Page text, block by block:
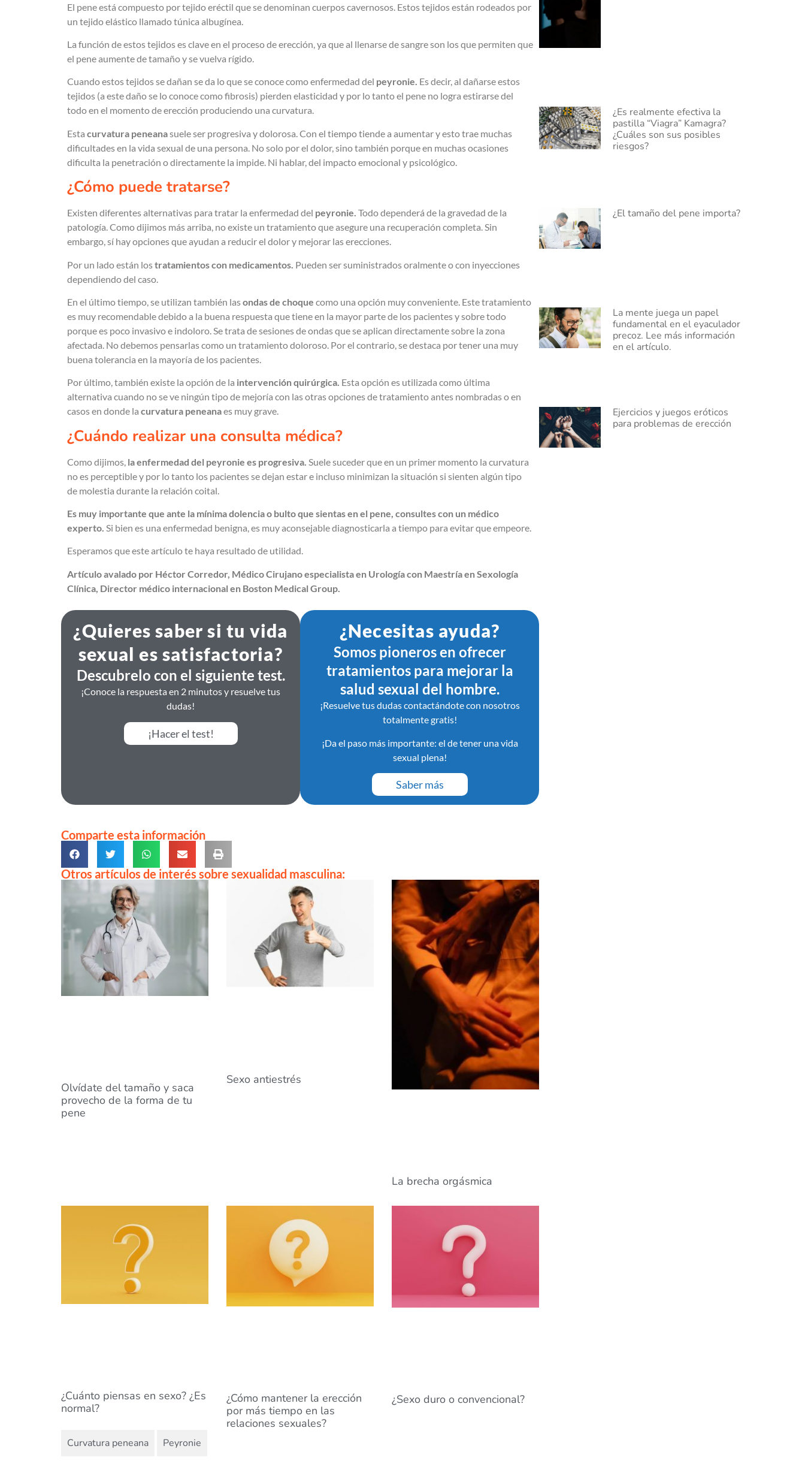
El pene está compuesto por tejido eréctil que se denominan cuerpos cavernosos. Estos tejidos están rodeados por
un tejido elástico llamado túnica albugínea.
La función de estos tejidos es clave en el proceso de erección, ya que al llenarse de sangre son los que permiten que
el pene aumente de tamaño y se vuelva rígido.
Cuando estos tejidos se dañan se da lo que se conoce como enfermedad del peyronie. Es decir, al dañarse estos
tejidos (a este daño se lo conoce como fibrosis) pierden elasticidad y por lo tanto el pene no logra estirarse del
todo en el momento de erección produciendo una curvatura.
Esta curvatura peneanasuele ser progresiva y dolorosa. Con el tiempo tiende a aumentar y esto trae muchas
dificultades en la vida sexual de una persona. No solo por el dolor, sino también porque en muchas ocasiones
dificulta la penetración o directamente la impide. Ni hablar, del impacto emocional y psicológico.
¿Cómo puede tratarse?
Existen diferentes alternativas para tratar la enfermedad del peyronie. Todo dependerá de la gravedad de la
patología. Como dijimos más arriba, no existe un tratamiento que asegure una recuperación completa. Sin
embargo, sí hay opciones que ayudan a reducir el dolor y mejorar las erecciones.
Por un lado están lostratamientos con medicamentos. Pueden ser suministrados oralmente o con inyecciones
dependiendo del caso.
En el último tiempo, se utilizan también lasondas de choque como una opción muy conveniente. Este tratamiento
es muy recomendable debido a la buena respuesta que tiene en la mayor parte de los pacientes y sobre todo
porque es poco invasivo e indoloro. Se trata de sesiones de ondas que se aplican directamente sobre la zona
afectada. No debemos pensarlas como un tratamiento doloroso. Por el contrario, se destaca por tener una muy
buena tolerancia en la mayoría de los pacientes.
Por último, también existe la opción de la intervención quirúrgica. Esta opción es utilizada como última
alternativa cuando no se ve ningún tipo de mejoría con las otras opciones de tratamiento antes nombradas o en
casos en donde la curvatura peneanaes muy grave.
¿Cuándo realizar una consulta médica?
Como dijimos, la enfermedad del peyronie es progresiva. Suele suceder que en un primer momento la curvatura
no es perceptible y por lo tanto los pacientes se dejan estar e incluso minimizan la situación si sienten algún tipo
de molestia durante la relación coital.
Es muy importante que ante la mínima dolencia o bulto que sientas en el pene, consultes con un médico
experto. Si bien es una enfermedad benigna, es muy aconsejable diagnosticarla a tiempo para evitar que empeore.
Esperamos que este artículo te haya resultado de utilidad.
Artículo avalado por Héctor Corredor, Médico Cirujano especialista en Urología con Maestría en Sexología
Clínica, Director médico internacional en Boston Medical Group.
¿Quieres saber si tu vida
sexual es satisfactoria?
Descubrelo con el siguiente test.
¡Conoce la respuesta en 2 minutos y resuelve tus
dudas!
¡Hacer el test!
¿Necesitas ayuda?
Somos pioneros en ofrecer
tratamientos para mejorar la
salud sexual del hombre.
¡Resuelve tus dudas contactándote con nosotros
totalmente gratis!
¡Da el paso más importante: el de tener una vida
sexual plena!
Saber más
Comparte esta información
Otros artículos de interés sobre sexualidad masculina:
Olvídate del tamaño y saca
provecho de la forma de tu
pene
Sexo antiestrés
La brecha orgásmica
¿Cuánto piensas en sexo? ¿Es
normal?
¿Cómo mantener la erección
por más tiempo en las
relaciones sexuales?
¿Sexo duro o convencional?
Curvatura peneana Peyronie
¿Es realmente efectiva la
pastilla “Viagra” Kamagra?
¿Cuáles son sus posibles
riesgos?
¿El tamaño del pene importa?
La mente juega un papel
fundamental en el eyaculador
precoz. Lee más información
en el artículo.
Ejercicios y juegos eróticos
para problemas de erección